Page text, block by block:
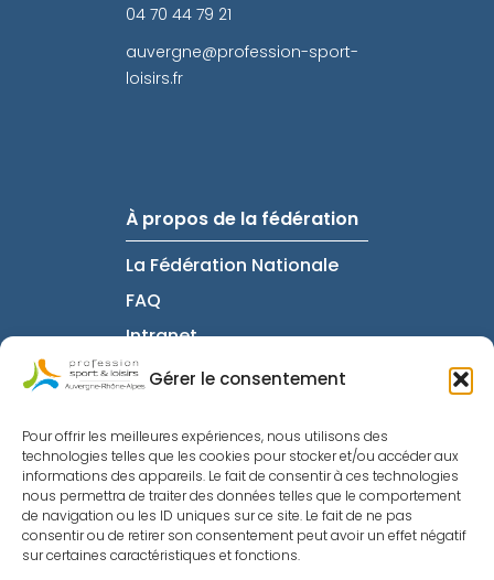
Gérer le consentement
Pour offrir les meilleures expériences, nous utilisons des
technologies telles que les cookies pour stocker et/ou accéder aux
informations des appareils. Le fait de consentir à ces technologies
nous permettra de traiter des données telles que le comportement
de navigation ou les ID uniques sur ce site. Le fait de ne pas
consentir ou de retirer son consentement peut avoir un effet négatif
sur certaines caractéristiques et fonctions.
04 70 44 79 21
auvergne@profession-sport-
loisirs.fr
À propos de la fédération
La Fédération Nationale
FAQ
Intranet
Informations utiles
Mentions Légales
Politique de
Confidentialité
Nous contacter